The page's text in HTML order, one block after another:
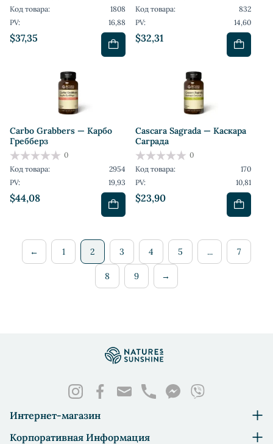
$37,35
Код товара:
1808
PV:
16,88
$32,31
Код товара:
832
PV:
14,60
Carbo Grabbers — Карбо
Гребберз
$44,08
0
Код товара:
2954
PV:
19,93
Cascara Sagrada — Каскара
Саграда
$23,90
0
Код товара:
170
PV:
10,81
← 1 2 3 4 5 ... 7
8 9 →
Интернет-магазин
Корпоративная Информация